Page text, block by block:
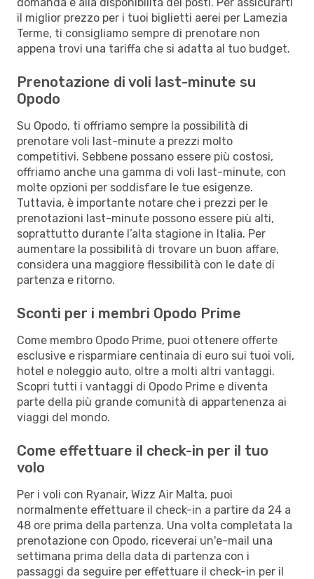
il miglior prezzo per i tuoi biglietti aerei per Lamezia
Terme, ti consigliamo sempre di prenotare non
appena trovi una tariffa che si adatta al tuo budget.
Prenotazione di voli last-minute su
Opodo
Su Opodo, ti offriamo sempre la possibilità di
prenotare voli last-minute a prezzi molto
competitivi. Sebbene possano essere più costosi,
offriamo anche una gamma di voli last-minute, con
molte opzioni per soddisfare le tue esigenze.
Tuttavia, è importante notare che i prezzi per le
prenotazioni last-minute possono essere più alti,
soprattutto durante l’alta stagione in Italia. Per
aumentare la possibilità di trovare un buon affare,
considera una maggiore flessibilità con le date di
partenza e ritorno.
Sconti per i membri Opodo Prime
Come membro Opodo Prime, puoi ottenere offerte
esclusive e risparmiare centinaia di euro sui tuoi voli,
hotel e noleggio auto, oltre a molti altri vantaggi.
Scopri tutti i vantaggi di Opodo Prime e diventa
parte della più grande comunità di appartenenza ai
viaggi del mondo.
Come effettuare il check-in per il tuo
volo
Per i voli con Ryanair, Wizz Air Malta, puoi
normalmente effettuare il check-in a partire da 24 a
48 ore prima della partenza. Una volta completata la
prenotazione con Opodo, riceverai un'e-mail una
settimana prima della data di partenza con i
passaggi da seguire per effettuare il check-in per il